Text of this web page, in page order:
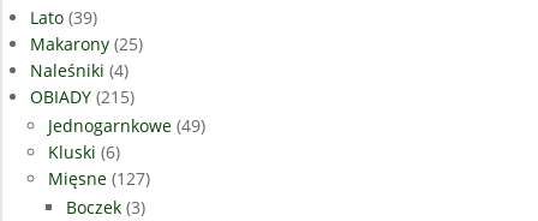
Lato (39)
Makarony (25)
Naleśniki (4)
OBIADY (215)
Jednogarnkowe (49)
Kluski (6)
Mięsne (127)
Boczek (3)